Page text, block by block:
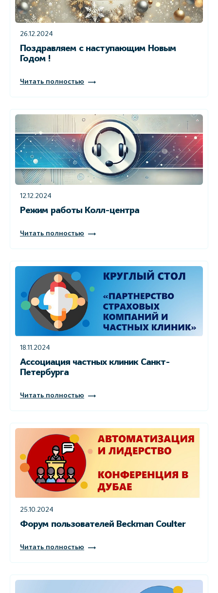
26.12.2024
Поздравляем с наступающим Новым
Годом !
Читать полностью
12.12.2024
Режим работы Колл-центра
Читать полностью
18.11.2024
Ассоциация частных клиник Санкт-
Петербурга
Читать полностью
25.10.2024
Форум пользователей Beckman Coulter
Читать полностью